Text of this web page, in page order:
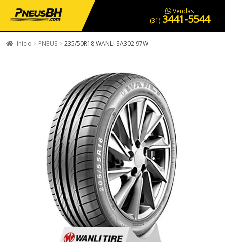
PNEUS EM OFERTA SERVIÇOS AUTOMOTIVOS NOSSA LOJA
Vendas
(31) 3441-5544
Início PNEUS 235/50R18 WANLI SA302 97W